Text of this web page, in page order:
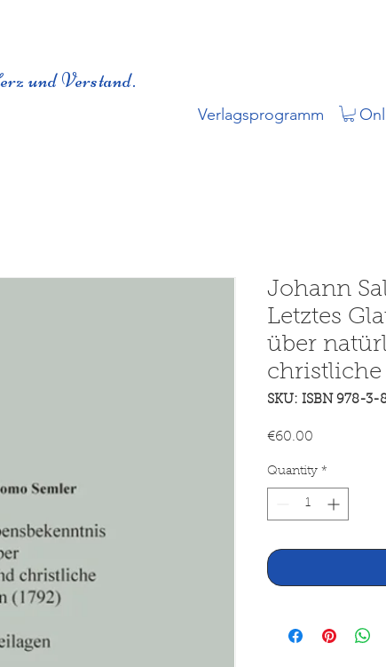
und Verstand.
Verlagsprogramm
Johann
Letztes
über
christliche
SKU: ISBN 978-
€60.00Price
Quantity *